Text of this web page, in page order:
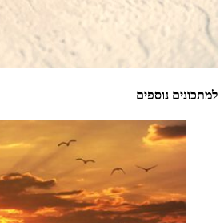
למתכונים נוספים